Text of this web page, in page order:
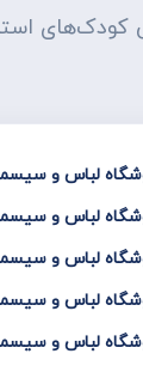
کودک‌های
لباس و
لباس و
لباس و
لباس و
لباس و